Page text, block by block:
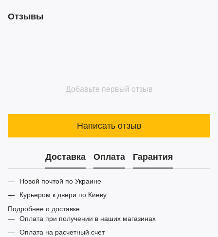
Отзывы
Добавьте первый отзыв
Написать отзыв
Доставка Оплата Гарантия
Новой почтой по Украине
Курьером к двери по Киеву
Подробнее о доставке
Оплата при получении в наших магазинах
Оплата на расчетный счет